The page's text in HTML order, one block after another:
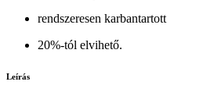
rendszeresen karbantartott
20%-tól elvihető.
Leírás